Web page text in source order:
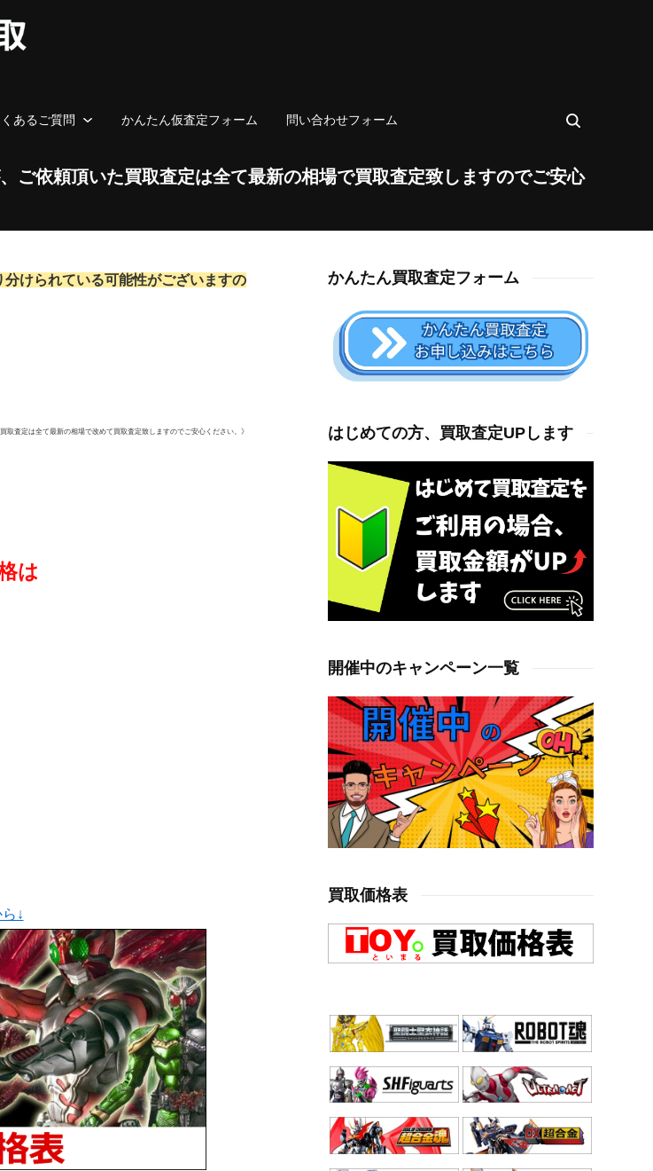
あるご質問 かんたん仮査定フォーム 問い合わせフォーム
ご依頼頂いた買取査定は全て最新の相場で買取査定致しますのでご安心
けられている可能性がございますの
取査定は全て最新の相場で改めて買取査定致しますのでご安心ください。》
は
↓
かんたん買取査定フォーム
はじめての方、買取査定UPします
開催中のキャンペーン一覧
買取価格表